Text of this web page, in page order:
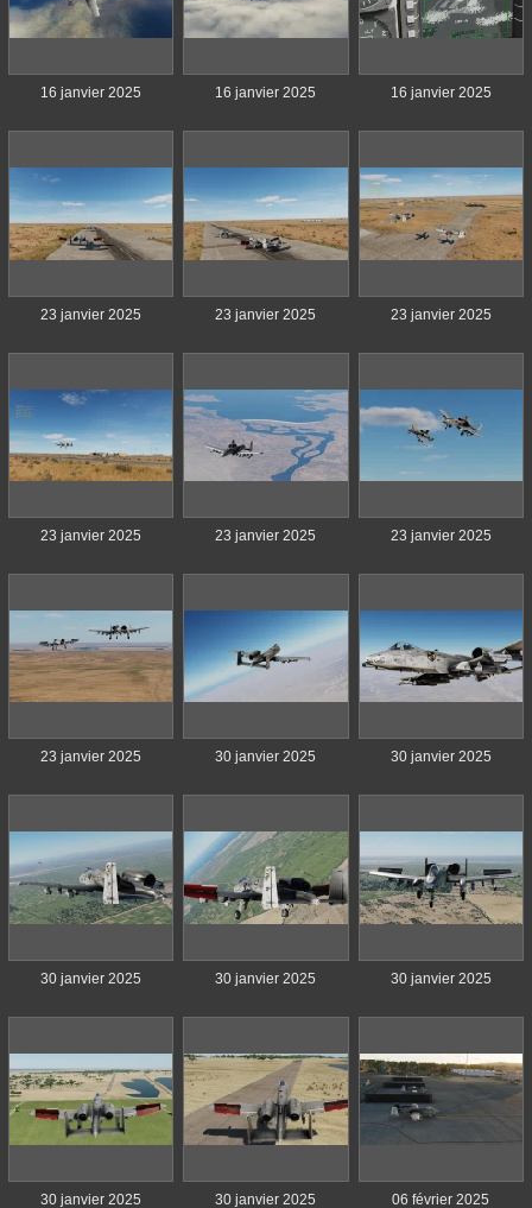
16 janvier 2025 16 janvier 2025 16 janvier 2025
23 janvier 2025 23 janvier 2025 23 janvier 2025
23 janvier 2025 23 janvier 2025 23 janvier 2025
23 janvier 2025 30 janvier 2025 30 janvier 2025
30 janvier 2025 30 janvier 2025 30 janvier 2025
30 janvier 2025 30 janvier 2025 06 février 2025